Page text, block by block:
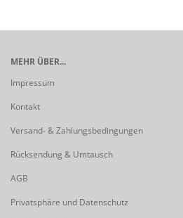
MEHR ÜBER...
Impressum
Kontakt
Versand- & Zahlungsbedingungen
Rücksendung & Umtausch
AGB
Privatsphäre und Datenschutz